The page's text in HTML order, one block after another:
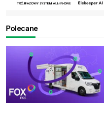
Polecane